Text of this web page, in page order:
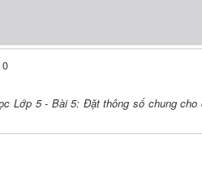
0
Lớp 5 - Bài 5: Đặt thông số chung